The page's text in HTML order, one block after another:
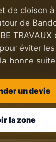
de cloison
de
TRAVAUX
éviter
bonne
un devis
la zone